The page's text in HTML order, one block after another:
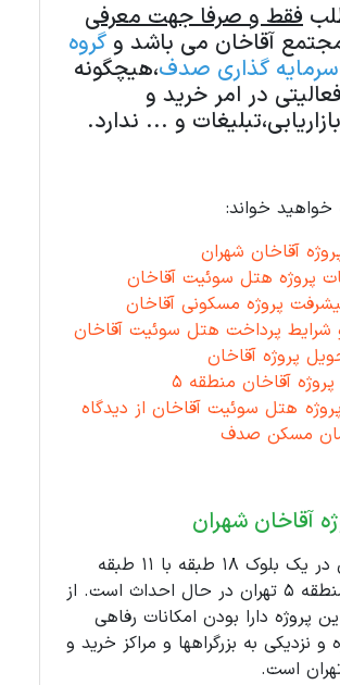
فقط و صرفا جهت معرفی
آقاخان می باشد و گروه
سرمایه گذاری صدف،هیچگونه
فعالیتی در امر خرید و
و ... ندارد.
خواهید خواند:
آقاخان شهران
پروژه هتل سوئیت آقاخان
پروژه مسکونی آقاخان
پرداخت هتل سوئیت آقاخان
پروژه آقاخان
آقاخان منطقه 5
هتل سوئیت آقاخان از دیدگاه
مسکن صدف
آقاخان شهران
پروژه آقاخان در یک بلوک 18 طبقه با 11 طبقه
مسکونی در منطقه 5 تهران در حال احداث است. از
پروژه دارا بودن امکانات رفاهی
و نزدیکی به بزرگراهها و مراکز خرید و
است.